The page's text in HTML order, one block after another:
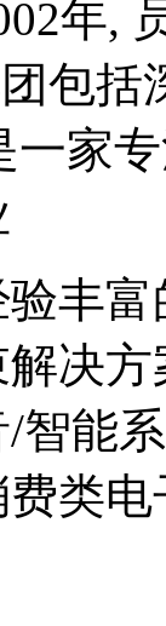
年,
包
一家
丰
决
智能
类